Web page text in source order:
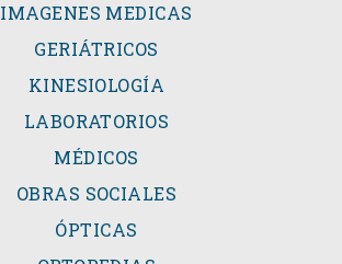
IMAGENES MEDICAS
GERIÁTRICOS
KINESIOLOGÍA
LABORATORIOS
MÉDICOS
OBRAS SOCIALES
ÓPTICAS